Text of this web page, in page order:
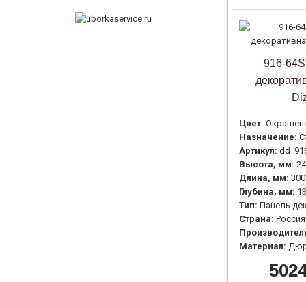
916-
Цвет:
Назначение:
Артикул:
Высота, мм:
Длина, мм:
Глубина, мм: 13
Тип: Панель
Страна: Россия
Материал: